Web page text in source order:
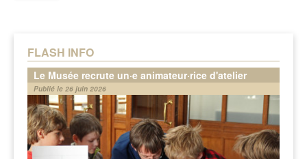
FLASH INFO
Le Musée recrute un·e animateur·rice d'atelier
Publié le 26 juin 2026